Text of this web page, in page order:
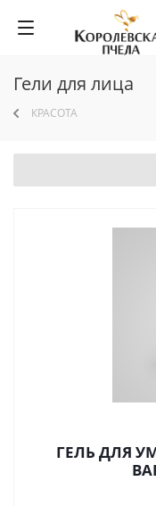
Гели для лица
КРАСОТА
ГЕЛЬ ДЛЯ